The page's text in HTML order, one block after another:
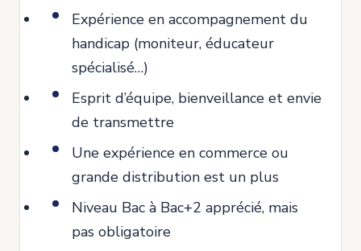
Expérience en accompagnement du
handicap (moniteur, éducateur
spécialisé…)
Esprit d’équipe, bienveillance et envie
de transmettre
Une expérience en commerce ou
grande distribution est un plus
Niveau Bac à Bac+2 apprécié, mais
pas obligatoire